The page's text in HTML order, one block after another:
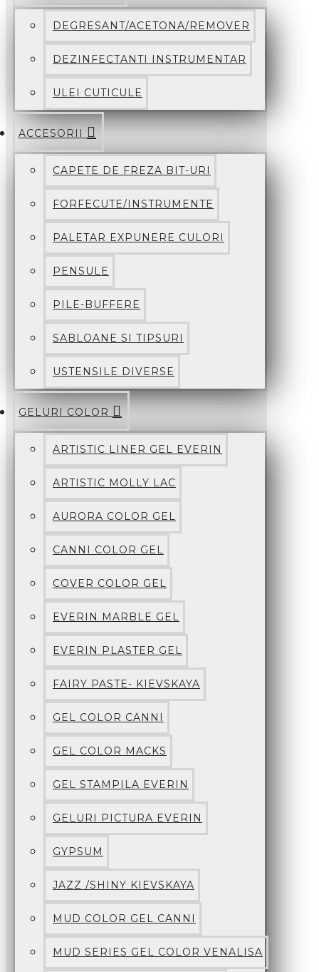
DEGRESANT/ACETONA/REMOVER
DEZINFECTANTI INSTRUMENTAR
ULEI CUTICULE
ACCESORII
CAPETE DE FREZA BIT-URI
FORFECUTE/INSTRUMENTE
PALETAR EXPUNERE CULORI
PENSULE
PILE-BUFFERE
SABLOANE SI TIPSURI
USTENSILE DIVERSE
GELURI COLOR
ARTISTIC LINER GEL EVERIN
ARTISTIC MOLLY LAC
AURORA COLOR GEL
CANNI COLOR GEL
COVER COLOR GEL
EVERIN MARBLE GEL
EVERIN PLASTER GEL
FAIRY PASTE- KIEVSKAYA
GEL COLOR CANNI
GEL COLOR MACKS
GEL STAMPILA EVERIN
GELURI PICTURA EVERIN
GYPSUM
JAZZ /SHINY KIEVSKAYA
MUD COLOR GEL CANNI
MUD SERIES GEL COLOR VENALISA